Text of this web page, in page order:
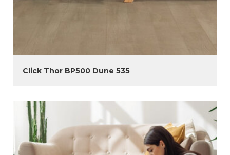
Click Thor BP500 Dune 535